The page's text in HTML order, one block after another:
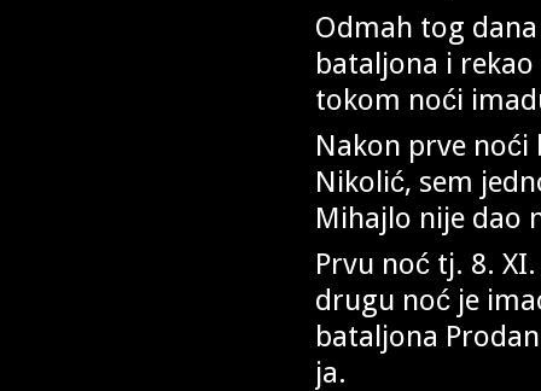
Odmah tog
bataljona i
tokom noći
Nakon prve noći
Nikolić, sem
Mihajlo nije dao
Prvu noć tj. 8.
drugu noć je
bataljona
ja.